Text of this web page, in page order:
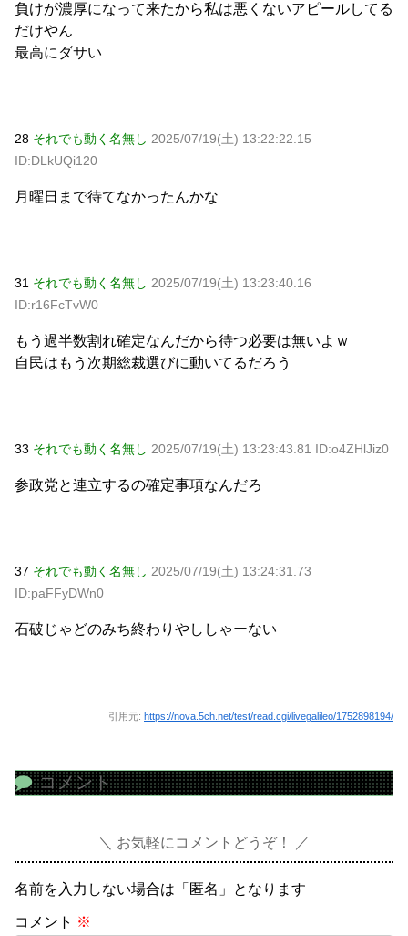
負けが濃厚になって来たから私は悪くないアピールしてる
だけやん
最高にダサい
28 それでも動く名無し 2025/07/19(土) 13:22:22.15
ID:DLkUQi120
月曜日まで待てなかったんかな
31 それでも動く名無し 2025/07/19(土) 13:23:40.16
ID:r16FcTvW0
もう過半数割れ確定なんだから待つ必要は無いよｗ
自民はもう次期総裁選びに動いてるだろう
33 それでも動く名無し 2025/07/19(土) 13:23:43.81 ID:o4ZHlJiz0
参政党と連立するの確定事項なんだろ
37 それでも動く名無し 2025/07/19(土) 13:24:31.73
ID:paFFyDWn0
石破じゃどのみち終わりやししゃーない
引用元: https://nova.5ch.net/test/read.cgi/livegalileo/1752898194/
コメント
お気軽にコメントどうぞ！
名前を入力しない場合は「匿名」となります
コメント ※